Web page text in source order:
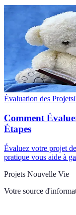
Évaluation des Projets
Comment
Étapes
Évaluez votre projet
pratique vous aide à
Projets Nouvelle Vie
Votre source